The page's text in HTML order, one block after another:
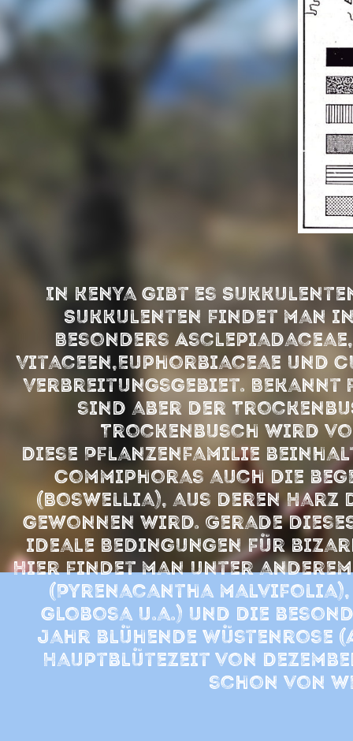
In Kenya gibt es
Sukkulenten findet man
Besonders
Vitaceen,Euphorbiaceae und
Verbreitungsgebiet.
sind aber der
Trockenbusch wird
Diese Pflanzenfamilie
Commiphoras auch die
(Boswellia), aus deren Harz
gewonnen wird. Gerade
ideale Bedingungen für
Hier findet man unter
(Pyrenacantha
globosa u.a.) und die
Jahr blühende Wüstenrose
Hauptblütezeit von
schon von